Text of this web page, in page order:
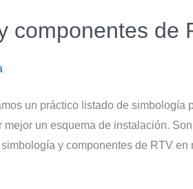
componentes de
un práctico listado de
mejor un esquema de instalación.
y componentes de RTV